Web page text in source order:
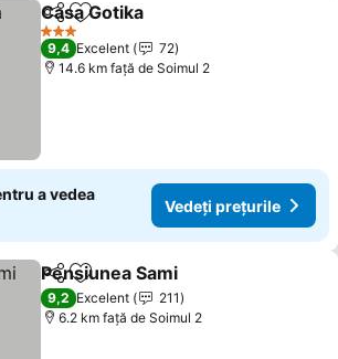
DistribuițiAdăugaţi la favorite
Casa Gotika
3 Stele
9,4 Excelent
72
14.6 km faţă de Soimul 2
a vedea
Vedeți prețurile
DistribuițiAdăugaţi la favorite
Pensiunea Sami
9,2 Excelent
211
6.2 km faţă de Soimul 2